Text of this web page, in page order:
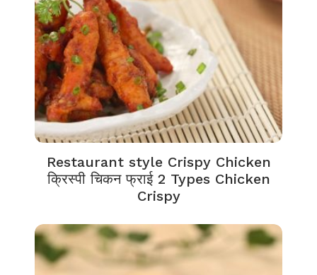
Restaurant style Crispy Chicken
क्रिस्पी चिकन फ्राई 2 Types Chicken
Crispy